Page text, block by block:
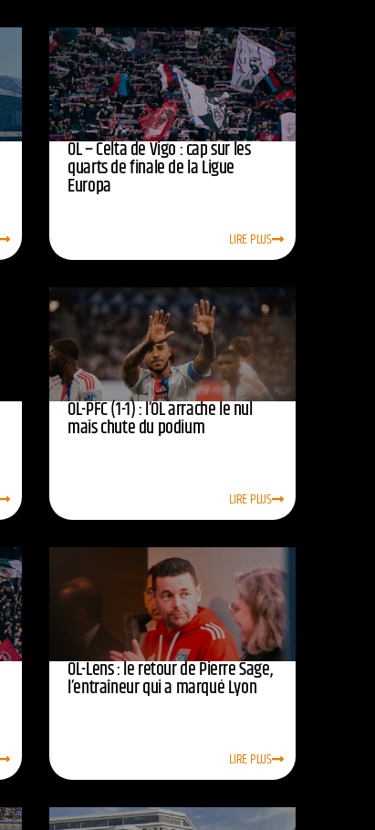
OL – Celta de Vigo : cap sur les
quarts de finale de la Ligue
Europa
LIRE PLUS
OL-PFC (1-1) : l’OL arrache le nul
mais chute du podium
LIRE PLUS
OL-Lens : le retour de Pierre Sage,
l’entraîneur qui a marqué Lyon
LIRE PLUS